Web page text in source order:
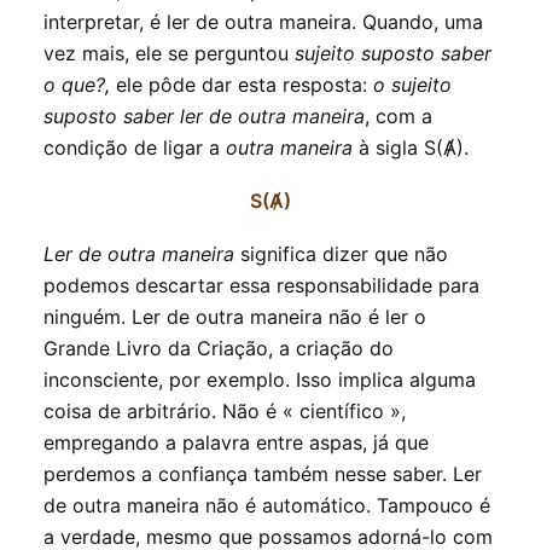
interpretar, é ler de outra maneira. Quando, uma
vez mais, ele se perguntou sujeito suposto saber
o que?, ele pôde dar esta resposta: o sujeito
suposto saber ler de outra maneira, com a
condição de ligar a outra maneira à sigla S(Ⱥ).
S(Ⱥ)
Ler de outra maneira significa dizer que não
podemos descartar essa responsabilidade para
ninguém. Ler de outra maneira não é ler o
Grande Livro da Criação, a criação do
inconsciente, por exemplo. Isso implica alguma
coisa de arbitrário. Não é « científico »,
empregando a palavra entre aspas, já que
perdemos a confiança também nesse saber. Ler
de outra maneira não é automático. Tampouco é
a verdade, mesmo que possamos adorná-lo com